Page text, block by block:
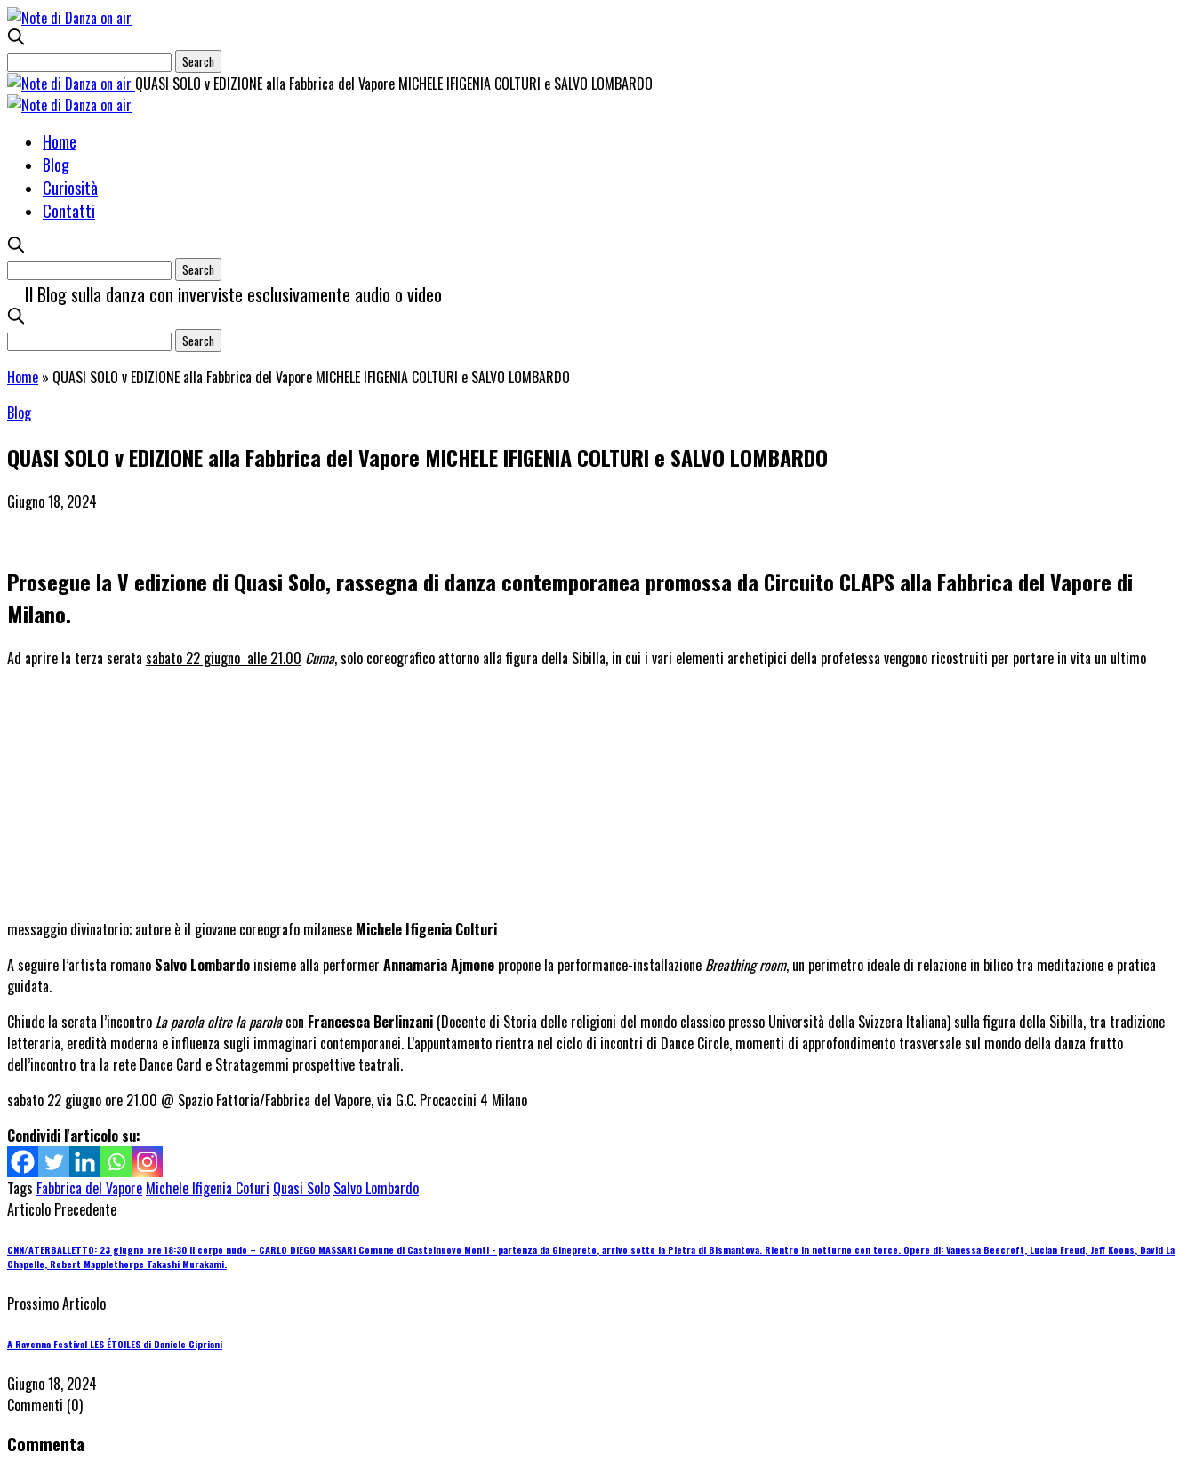
QUASI SOLO v EDIZIONE alla Fabbrica del Vapore MICHELE IFIGENIA COLTURI e SALVO LOMBARDO
Home
Blog
Curiosità
Contatti
Il Blog sulla danza con inverviste esclusivamente audio o video
Home » QUASI SOLO v EDIZIONE alla Fabbrica del Vapore MICHELE IFIGENIA COLTURI e SALVO LOMBARDO
Blog
QUASI SOLO v EDIZIONE alla Fabbrica del Vapore MICHELE IFIGENIA COLTURI e SALVO LOMBARDO
Giugno 18, 2024
Prosegue la V edizione di Quasi Solo, rassegna di danza contemporanea promossa da Circuito CLAPS alla Fabbrica del Vapore di
Milano.
Ad aprire la terza serata sabato 22 giugno alle 21.00 Cuma, solo coreografico attorno alla figura della Sibilla, in cui i vari elementi archetipici della profetessa vengono ricostruiti per portare in vita un ultimo
messaggio divinatorio; autore è il giovane coreografo milanese Michele Ifigenia Colturi
A seguire l’artista romano Salvo Lombardo insieme alla performer Annamaria Ajmone propone la performance-installazione Breathing room, un perimetro ideale di relazione in bilico tra meditazione e pratica
guidata.
Chiude la serata l’incontro La parola oltre la parolacon Francesca Berlinzani (Docente di Storia delle religioni del mondo classico presso Università della Svizzera Italiana) sulla figura della Sibilla, tra tradizione
letteraria, eredità moderna e influenza sugli immaginari contemporanei. L’appuntamento rientra nel ciclo di incontri di Dance Circle, momenti di approfondimento trasversale sul mondo della danza frutto
dell’incontro tra la rete Dance Card e Stratagemmi prospettive teatrali.
sabato 22 giugno ore 21.00 @ Spazio Fattoria/Fabbrica del Vapore, via G.C. Procaccini 4 Milano
Condividi l'articolo su:
Tags Fabbrica del Vapore Michele Ifigenia Coturi Quasi Solo Salvo Lombardo
Articolo Precedente
CNN/ATERBALLETTO: 23 giugno ore 18:30 Il corpo nudo – CARLO DIEGO MASSARI Comune di Castelnuovo Monti - partenza da Ginepreto, arrivo sotto la Pietra di Bismantova. Rientro in notturno con torce. Opere di: Vanessa Beecroft, Lucian Freud, Jeff Koons, David La
Chapelle, Robert Mapplethorpe Takashi Murakami.
Prossimo Articolo
A Ravenna Festival LES ÉTOILES di Daniele Cipriani
Giugno 18, 2024
Commenti (0)
Commenta